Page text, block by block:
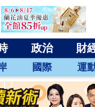
政治 財
國際 運